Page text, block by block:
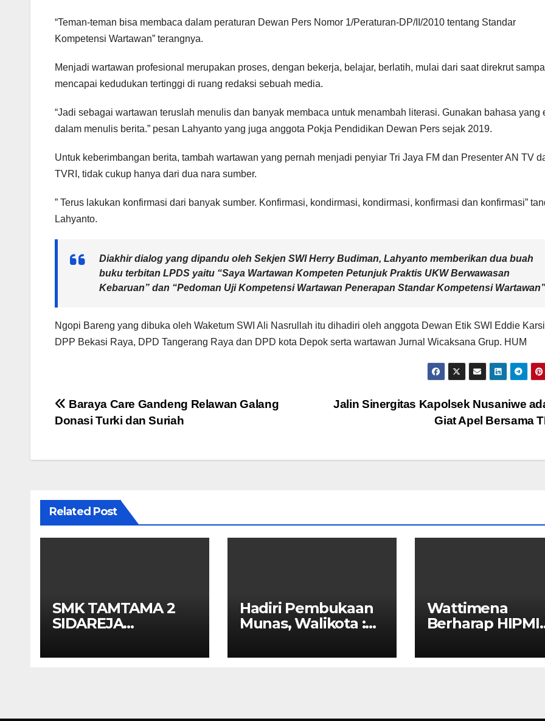
“Teman-teman bisa membaca dalam peraturan Dewan Pers Nomor 1/Peraturan-DP/II/2010 tentang Standar
Kompetensi Wartawan” terangnya.
Menjadi wartawan profesional merupakan proses, dengan bekerja, belajar, berlatih, mulai dari saat direkrut
mencapai kedudukan tertinggi di ruang redaksi sebuah media.
“Jadi sebagai wartawan teruslah menulis dan banyak membaca untuk menambah literasi. Gunakan bahasa yang
dalam menulis berita.” pesan Lahyanto yang juga anggota Pokja Pendidikan Dewan Pers sejak 2019.
Untuk keberimbangan berita, tambah wartawan yang pernah menjadi penyiar Tri Jaya FM dan Presenter AN TV
TVRI, tidak cukup hanya dari dua nara sumber.
” Terus lakukan konfirmasi dari banyak sumber. Konfirmasi, kondirmasi, kondirmasi, konfirmasi dan konfirmasi”
Lahyanto.
Diakhir dialog yang dipandu oleh Sekjen SWI Herry Budiman, Lahyanto memberikan dua buah
buku terbitan LPDS yaitu “Saya Wartawan Kompeten Petunjuk Praktis UKW Berwawasan
Kebaruan” dan “Pedoman Uji Kompetensi Wartawan Penerapan Standar Kompetensi
Ngopi Bareng yang dibuka oleh Waketum SWI Ali Nasrullah itu dihadiri oleh anggota Dewan Etik SWI Eddie
DPP Bekasi Raya, DPD Tangerang Raya dan DPD kota Depok serta wartawan Jurnal Wicaksana Grup. HUM
Navigasi
Jalin Sinergitas Kapolsek Nusaniwe
Giat Apel Bersama
Baraya Care Gandeng Relawan Galang
Donasi Turki dan Suriah
Related Post
SMK TAMTAMA 2
SIDAREJA
SISWA SETELAH UN
Hadiri Pembukaan
Munas, Walikota :
Kolaborasi Antar
Wattimena
Berharap HIPMI
Kerja Sama
Ekonomi Di Kota